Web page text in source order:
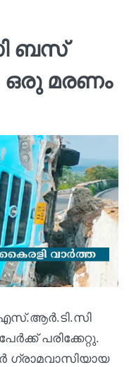
ബസ്
ഒരു മരണം
പരിക്കേറ്റു.
ഗ്രാമവാസിയായ